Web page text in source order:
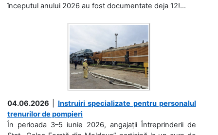
începutul anului 2026 au fost documentate deja 12!...
04.06.2026
Instruiri specializate pentru personalul
trenurilor de pompieri
În perioada 3–5 iunie 2026, angajații Întreprinderii de